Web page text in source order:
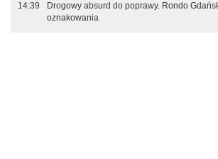
14:39
Drogowy absurd do poprawy. Rondo
oznakowania